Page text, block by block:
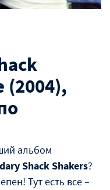
(2004),
альбом
Shack Shakers?
Тут есть все –